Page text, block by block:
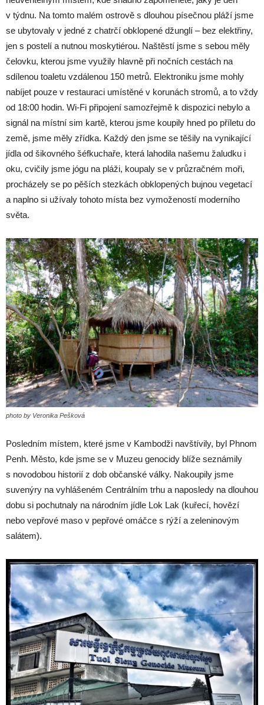
v týdnu. Na tomto malém ostrově s dlouhou písečnou pláží jsme
se ubytovaly v jedné z chatrčí obklopené džunglí – bez elektřiny,
jen s postelí a nutnou moskytiérou. Naštěstí jsme s sebou měly
čelovku, kterou jsme využily hlavně při nočních cestách na
sdílenou toaletu vzdálenou 150 metrů. Elektroniku jsme mohly
nabíjet pouze v restauraci umístěné v korunách stromů, a to vždy
od 18:00 hodin. Wi-Fi připojení samozřejmě k dispozici nebylo a
signál na místní sim kartě, kterou jsme koupily hned po příletu do
země, jsme měly zřídka. Každý den jsme se těšily na vynikající
jídla od šikovného šéfkuchaře, která lahodila našemu žaludku i
oku, cvičily jsme jógu na pláži, koupaly se v průzračném moři,
procházely se po pěších stezkách obklopených bujnou vegetací
a naplno si užívaly tohoto místa bez vymožeností moderního
světa.
photo by Veronika Pešková
Posledním místem, které jsme v Kambodži navštívily, byl Phnom
Penh. Město, kde jsme se v Muzeu genocidy blíže seznámily
s novodobou historií z dob občanské války. Nakoupily jsme
suvenýry na vyhlášeném Centrálním trhu a naposledy na dlouhou
dobu si pochutnaly na národním jídle Lok Lak (kuřecí, hovězí
nebo vepřové maso v pepřové omáčce s rýží a zeleninovým
salátem).